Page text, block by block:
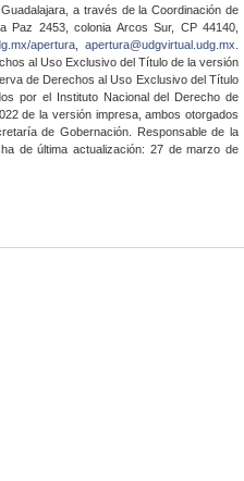
a través de la Coordinación de
Paz 2453, colonia Arcos Sur, CP 44140,
apertura apertura@udgvirtual.udg.mx
al Uso Exclusivo del Título de la versión
de Derechos al Uso Exclusivo del Título
por el Instituto Nacional del Derecho de
de la versión impresa, ambos otorgados
de Gobernación. Responsable de la
de última actualización: 27 de marzo de